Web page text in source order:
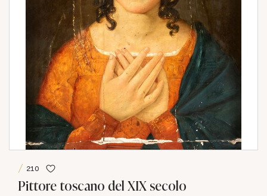
210
Pittore toscano del XIX secolo